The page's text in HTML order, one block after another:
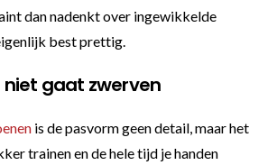
dan nadenkt over ingewikkelde
best prettig.
niet gaat zwerven
is de pasvorm geen detail, maar het
trainen en de hele tijd je handen